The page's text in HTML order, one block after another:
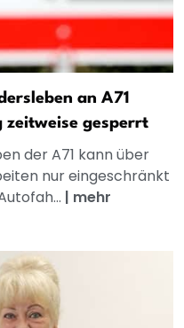
an A71
zeitweise gesperrt
der A71 kann über
nur eingeschränkt
| mehr